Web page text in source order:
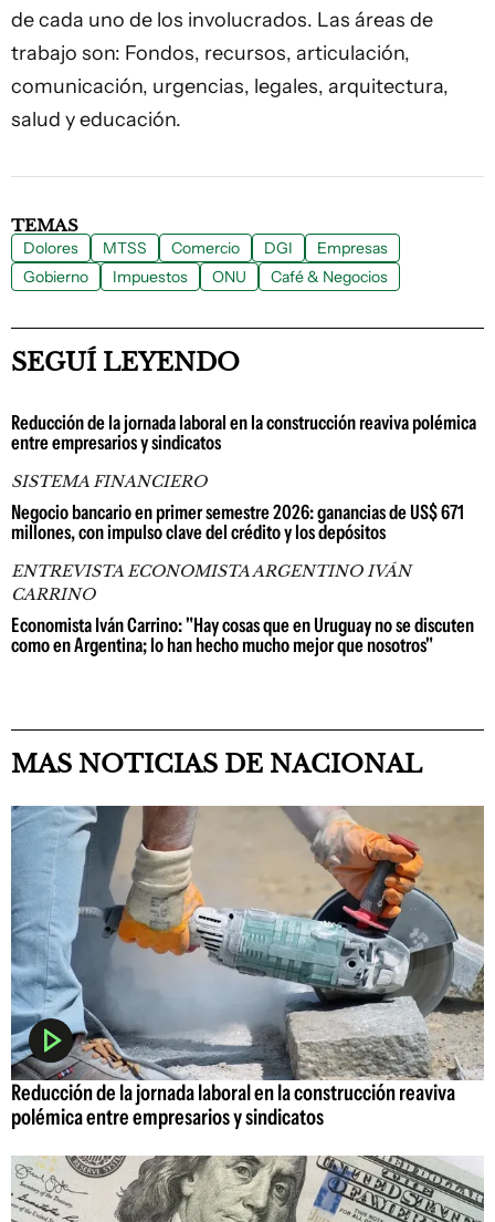
de cada uno de los involucrados. Las áreas de
trabajo son: Fondos, recursos, articulación,
comunicación, urgencias, legales, arquitectura,
salud y educación.
TEMAS
Dolores MTSS Comercio DGI
Empresas
Gobierno
Impuestos ONU Café & Negocios
SEGUÍ LEYENDO
Reducción de la jornada laboral en la construcción reaviva polémica
entre empresarios y sindicatos
SISTEMA FINANCIERO
Negocio bancario en primer semestre 2026: ganancias de US$ 671
millones, con impulso clave del crédito y los depósitos
ENTREVISTA ECONOMISTA ARGENTINO IVÁN
CARRINO
Economista Iván Carrino: "Hay cosas que en Uruguay no se discuten
como en Argentina; lo han hecho mucho mejor que nosotros"
MAS NOTICIAS DE NACIONAL
Reducción de la jornada laboral en la construcción reaviva
polémica entre empresarios y sindicatos